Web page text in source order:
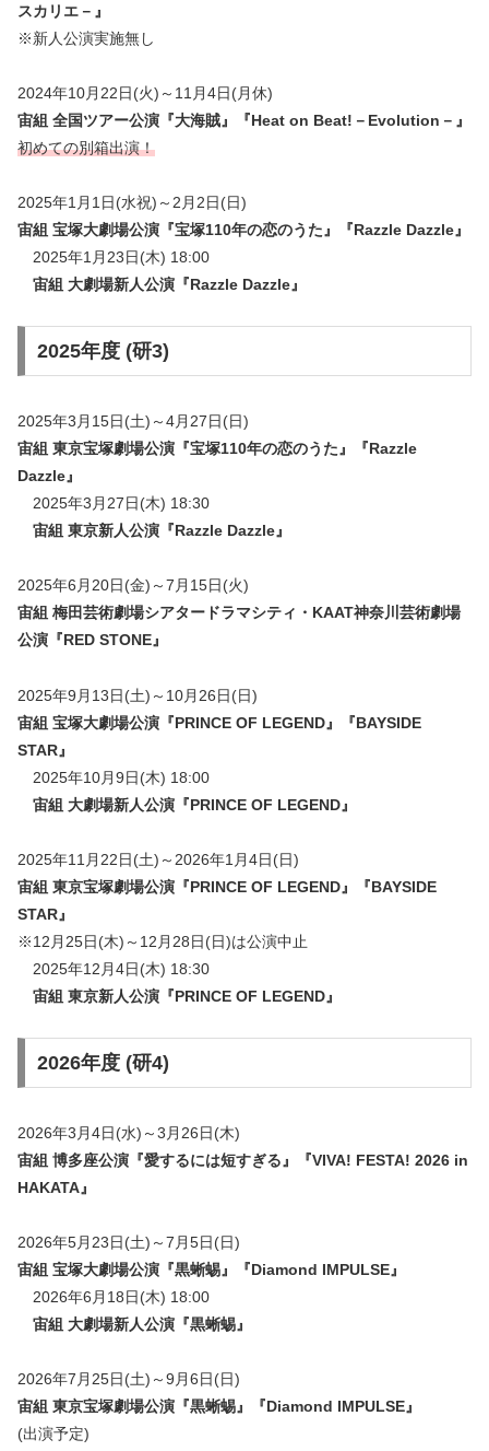
スカリエ－ 』
※新人公演実施無し
2024年10月22日(火)～11月4日(月休)
宙組 全国ツアー公演『大海賊』『Heat on Beat!－Evolution－』
初めての別箱出演！
2025年1月1日(水祝)～2月2日(日)
宙組 宝塚大劇場公演『宝塚110年の恋のうた』『Razzle Dazzle』
2025年1月23日(木) 18:00
宙組 大劇場新人公演『Razzle Dazzle』
2025年度 (研3)
2025年3月15日(土)～4月27日(日)
宙組 東京宝塚劇場公演 『宝塚110年の恋のうた』『Razzle
Dazzle』
2025年3月27日(木) 18:30
宙組 東京新人公演『Razzle Dazzle』
2025年6月20日(金)～7月15日(火)
宙組 梅田芸術劇場シアタードラマシティ・KAAT神奈川芸術劇場
公演『RED STONE』
2025年9月13日(土)～10月26日(日)
宙組 宝塚大劇場公演『PRINCE OF LEGEND』『BAYSIDE
STAR』
2025年10月9日(木) 18:00
宙組 大劇場新人公演『PRINCE OF LEGEND』
2025年11月22日(土)～2026年1月4日(日)
宙組 東京宝塚劇場公演 『PRINCE OF LEGEND』『BAYSIDE
STAR』
※12月25日(木)～12月28日(日)は公演中止
2025年12月4日(木) 18:30
宙組 東京新人公演『PRINCE OF LEGEND』
2026年度 (研4)
2026年3月4日(水)～3月26日(木)
宙組 博多座公演『愛するには短すぎる』『VIVA! FESTA! 2026 in
HAKATA』
2026年5月23日(土)～7月5日(日)
宙組 宝塚大劇場公演『黒蜥蜴』『Diamond IMPULSE』
2026年6月18日(木) 18:00
宙組 大劇場新人公演『黒蜥蜴』
2026年7月25日(土)～9月6日(日)
宙組 東京宝塚劇場公演 『黒蜥蜴』『Diamond IMPULSE』
(出演予定)